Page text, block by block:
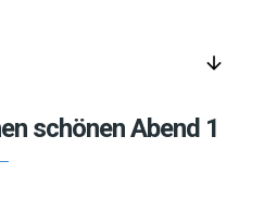
arrow_downward
schönen Abend 1